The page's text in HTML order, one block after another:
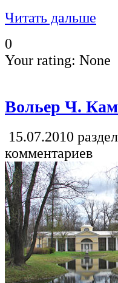
Читать дальше
0
Your rating: None
Вольер Ч.
15.07.2010
комментариев